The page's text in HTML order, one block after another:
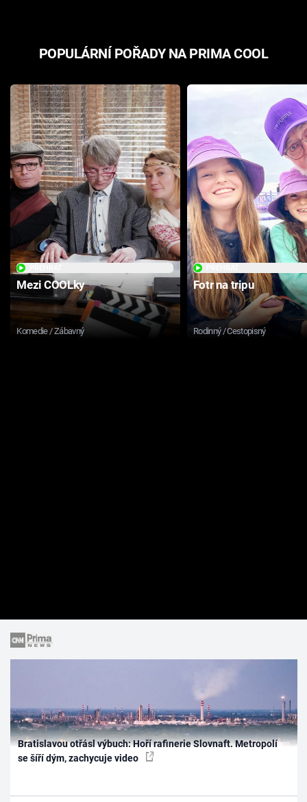
POPULÁRNÍ POŘADY NA PRIMA COOL
Mezi COOLky
Komedie / Zábavný
Fotr na tripu
Rodinný / Cestopisný
Bratislavou otřásl výbuch: Hoří rafinerie Slovnaft. Metropolí
se šíří dým, zachycuje video